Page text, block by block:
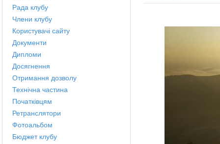
Рада клубу
Члени клубу
Користувачі сайту
Документи
Дипломи
Досягнення
Отримання дозволу
Технічна частина
Початківцям
Ретранслятори
Фотоальбом
Бюджет клубу